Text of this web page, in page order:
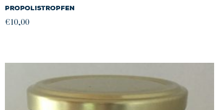
Propolistropfen
€10,00